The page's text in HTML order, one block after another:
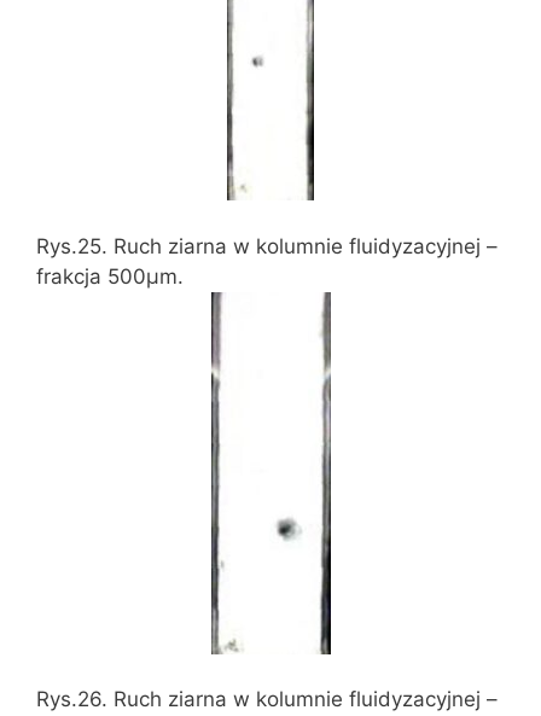
Rys.25. Ruch ziarna w kolumnie fluidyzacyjnej –
frakcja 500μm.
Rys.26. Ruch ziarna w kolumnie fluidyzacyjnej –